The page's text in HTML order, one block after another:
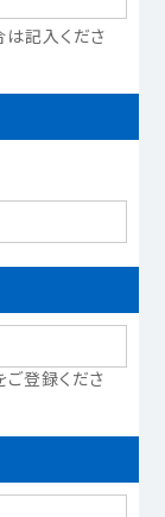
記入くださ
登録くださ